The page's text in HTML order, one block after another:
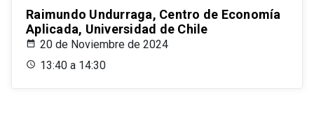
Raimundo Undurraga, Centro de Economía
Aplicada, Universidad de Chile
20 de Noviembre de 2024
13:40 a 14:30